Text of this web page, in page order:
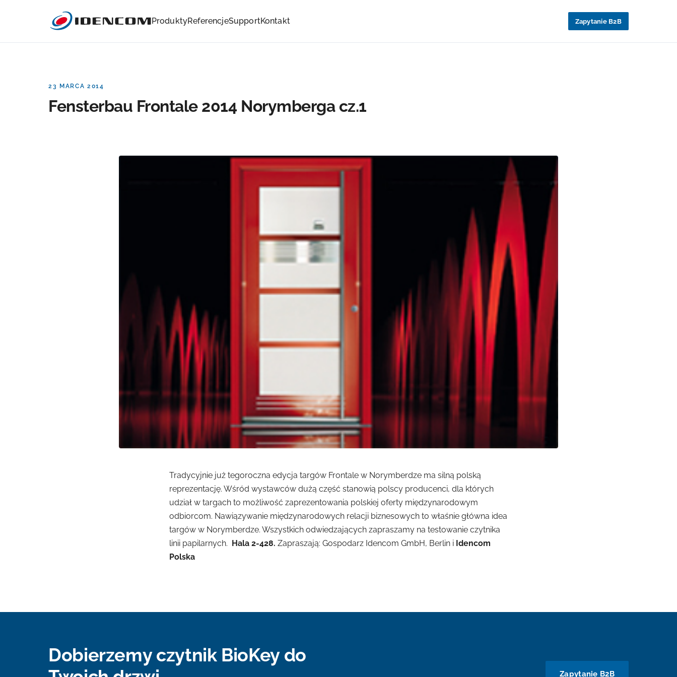
ProduktyReferencjeSupportKontakt Zapytanie B2B
23 MARCA 2014
Fensterbau Frontale 2014 Norymberga cz.1
Tradycyjnie już tegoroczna edycja targów Frontale w Norymberdze ma silną polską
reprezentację. Wśród wystawców dużą część stanowią polscy producenci, dla których
udział w targach to możliwość zaprezentowania polskiej oferty międzynarodowym
odbiorcom. Nawiązywanie międzynarodowych relacji biznesowych to właśnie główna idea
targów w Norymberdze. Wszystkich odwiedzających zapraszamy na testowanie czytnika
linii papilarnych.
Hala 2-428. Zapraszają: Gospodarz Idencom GmbH, Berlin i Idencom
Polska
Dobierzemy czytnik BioKey do
Zapytanie B2B